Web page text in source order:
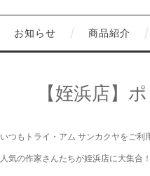
お知らせ 商品紹介
【姪浜店】
いつもトライ・アム サンカクヤをご利
人気の作家さんたちが姪浜店に大集合